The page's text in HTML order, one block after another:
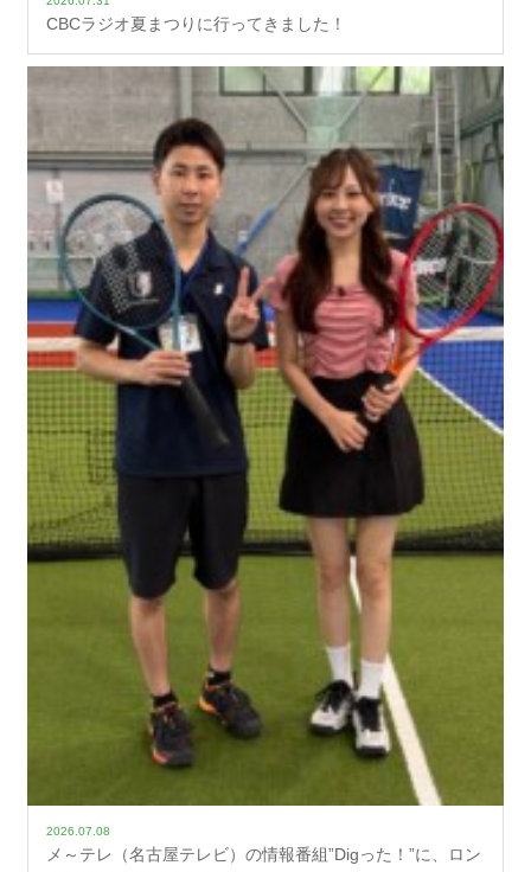
CBCラジオ夏まつりに行ってきました！
2026.07.08
メ～テレ（名古屋テレビ）の情報番組”Digった！”に、ロン